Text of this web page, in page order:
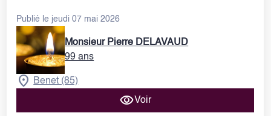
Publié le jeudi 07 mai 2026
Monsieur Pierre DELAVAUD
99 ans
Benet (85)
Voir